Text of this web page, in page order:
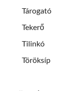
Tárogató
Tekerő
Tilinkó
Töröksíp